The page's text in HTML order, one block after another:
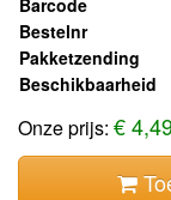
Barcode
Bestelnr
Pakketzending
Beschikbaarheid
Onze prijs: €